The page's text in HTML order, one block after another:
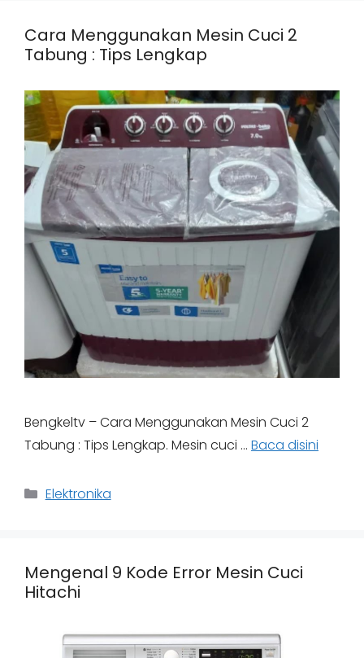
Cara Menggunakan Mesin Cuci 2
Tabung : Tips Lengkap
Bengkeltv – Cara Menggunakan Mesin Cuci 2
Tabung : Tips Lengkap. Mesin cuci … Baca disini
Categories
Elektronika
Mengenal 9 Kode Error Mesin Cuci
Hitachi